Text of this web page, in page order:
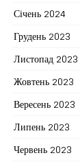
Січень 2024
Грудень 2023
Листопад 2023
Жовтень 2023
Вересень 2023
Липень 2023
Червень 2023